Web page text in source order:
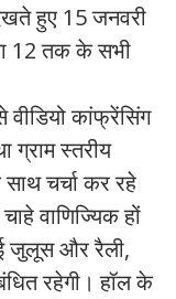
हुए 15 जनवरी
12 तक के सभी
वीडियो कांफ्रेंसिंग
ग्राम स्तरीय
चर्चा कर रहे
वाणिज्यिक हों
जुलूस और रैली,
रहेगी। हॉल के